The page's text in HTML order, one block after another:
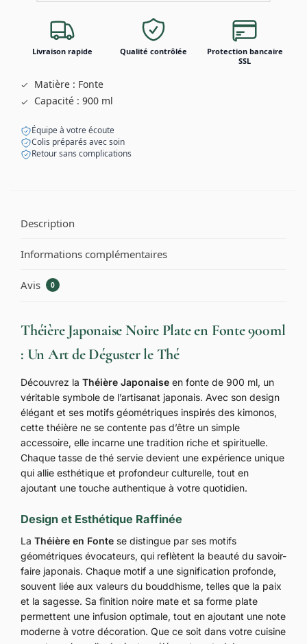
Livraison rapide Qualité contrôlée
Protection bancaire
SSL
Matière : Fonte
Capacité : 900 ml
Équipe à votre écoute
Colis préparés avec soin
Retour sans complications
Description
Informations complémentaires
Avis 0
Théière Japonaise Noire Plate en Fonte 900ml
: Un Art de Déguster le Thé
Découvrez la Théière Japonaise en fonte de 900 ml, un
véritable symbole de l’artisanat japonais. Avec son design
élégant et ses motifs géométriques inspirés des kimonos,
cette théière ne se contente pas d’être un simple
accessoire, elle incarne une tradition riche et spirituelle.
Chaque tasse de thé servie devient une expérience unique
qui allie esthétique et profondeur culturelle, tout en
ajoutant une touche authentique à votre quotidien.
Design et Esthétique Raffinée
La Théière en Fonte se distingue par ses motifs
géométriques évocateurs, qui reflètent la beauté du savoir-
faire japonais. Chaque motif a une signification profonde,
souvent liée aux valeurs du bouddhisme, telles que la paix
et la sagesse. Sa finition noire mate et sa forme plate
permettent une infusion optimale, tout en ajoutant une note
moderne à votre décoration. Que ce soit dans votre cuisine